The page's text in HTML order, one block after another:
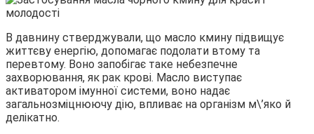
В давнину стверджували, що масло кмину підвищує
життєву енергію, допомагає подолати втому та
перевтому. Воно запобігає таке небезпечне
захворювання, як рак крові. Масло виступає
активатором імунної системи, воно надає
загальнозміцнюючу дію, впливає на організм м\’яко й
делікатно.